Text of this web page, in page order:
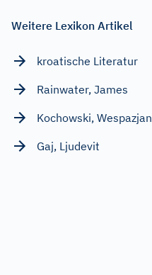
Weitere Lexikon Artikel
kroatische Literatur
Rainwater, James
Kochowski, Wespazjan
Gaj, Ljudevit